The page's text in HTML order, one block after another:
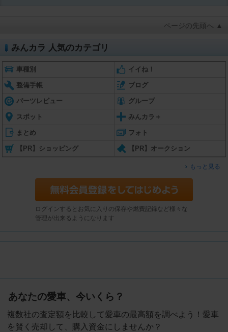
ページの先頭へ ▲
みんカラ 人気のカテゴリ
車種別 イイね！
整備手帳 ブログ
パーツレビュー グループ
スポット みんカラ＋
まとめ フォト
【PR】ショッピング 【PR】オークション
もっと見る
ログインするとお気に入りの保存や燃費記録など様々な
管理が出来るようになります
あなたの愛車、今いくら？
複数社の査定額を比較して愛車の最高額を調べよう！愛車
を賢く売却して、購入資金にしませんか？